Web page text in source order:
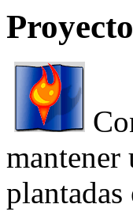
mantener
plantadas